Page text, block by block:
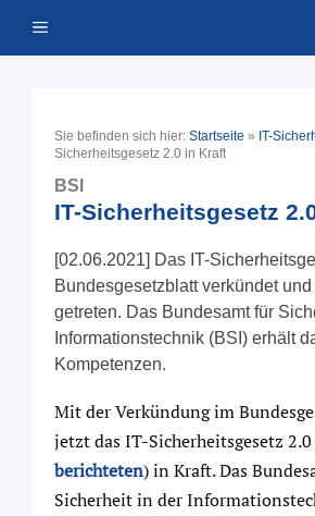
Inhalt Menü
Sie befinden sich hier: Startseite » IT-
Sicherheitsgesetz 2.0 in Kraft
BSI
IT-Sicherheitsgesetz
[02.06.2021] Das IT-
Bundesgesetzblatt verkündet
getreten. Das Bundesamt für
Informationstechnik (BSI) erhält
Kompetenzen.
Mit der Verkündung im
jetzt das IT-Sicherheitsgesetz 2.0
berichteten) in Kraft. Das
Sicherheit in der